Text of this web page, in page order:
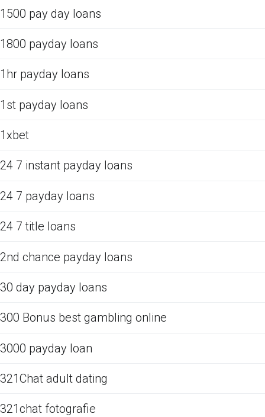
1500 pay day loans
1800 payday loans
1hr payday loans
1st payday loans
1xbet
24 7 instant payday loans
24 7 payday loans
24 7 title loans
2nd chance payday loans
30 day payday loans
300 Bonus best gambling online
3000 payday loan
321Chat adult dating
321chat fotografie